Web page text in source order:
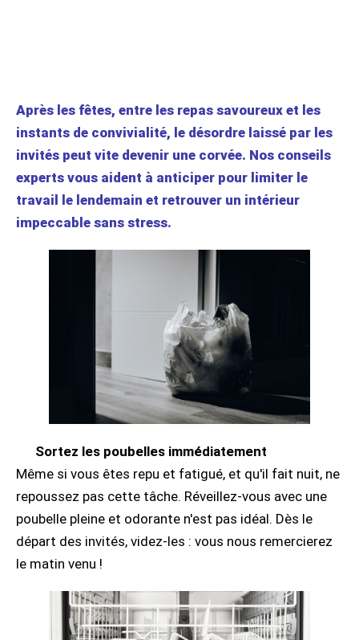
Après les fêtes, entre les repas savoureux et les
instants de convivialité, le désordre laissé par les
invités peut vite devenir une corvée. Nos conseils
experts vous aident à anticiper pour limiter le
travail le lendemain et retrouver un intérieur
impeccable sans stress.
Sortez les poubelles immédiatement
Même si vous êtes repu et fatigué, et qu'il fait nuit, ne
repoussez pas cette tâche. Réveillez-vous avec une
poubelle pleine et odorante n'est pas idéal. Dès le
départ des invités, videz-les : vous nous remercierez
le matin venu !